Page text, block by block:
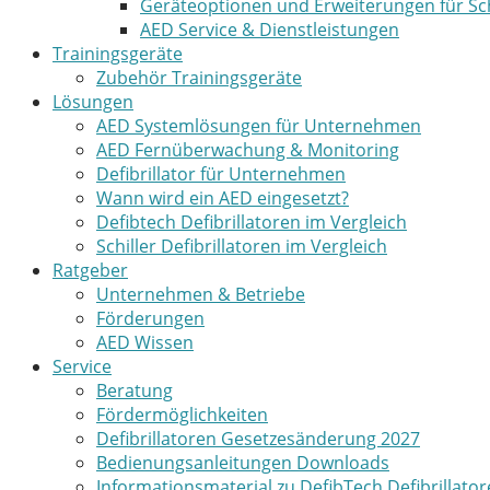
Geräteoptionen und Erweiterungen für
AED Service & Dienstleistungen
Trainingsgeräte
Zubehör Trainingsgeräte
Lösungen
AED Systemlösungen für Unternehmen
AED Fernüberwachung & Monitoring
Defibrillator für Unternehmen
Wann wird ein AED eingesetzt?
Defibtech Defibrillatoren im Vergleich
Schiller Defibrillatoren im Vergleich
Ratgeber
Unternehmen & Betriebe
Förderungen
AED Wissen
Service
Beratung
Fördermöglichkeiten
Defibrillatoren Gesetzesänderung 2027
Bedienungsanleitungen Downloads